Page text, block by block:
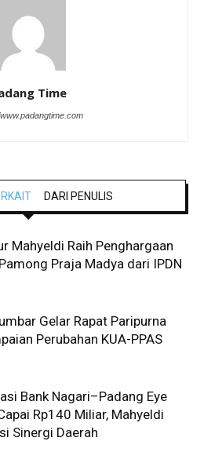
Time
DARI PENULIS
Mahyeldi Raih Penghargaan
Praja Madya dari IPDN
Gelar Rapat Paripurna
Perubahan KUA-PPAS
Bank Nagari–Padang Eye
Rp140 Miliar, Mahyeldi
Sinergi Daerah